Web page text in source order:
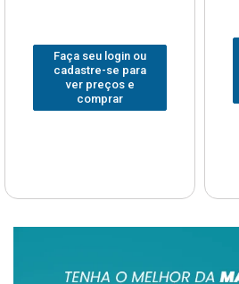
Faça seu login ou
cadastre-se para
ver preços e
comprar